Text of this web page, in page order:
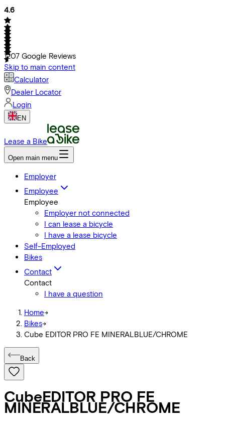
4.6
1207 Google Reviews
Skip to main content
Calculator
Dealer Locator
Login
EN
Lease a Bike
Open main menu
Employer
Employee
Employee
Employer not connected
I can lease a bicycle
I have a lease bicycle
Self-Employed
Bikes
Contact
Contact
I have a question
Home->
Bikes->
Cube EDITOR PRO FE MINERALBLUE/CHROME
Back
CubeEDITOR PRO FE
MINERALBLUE/CHROME